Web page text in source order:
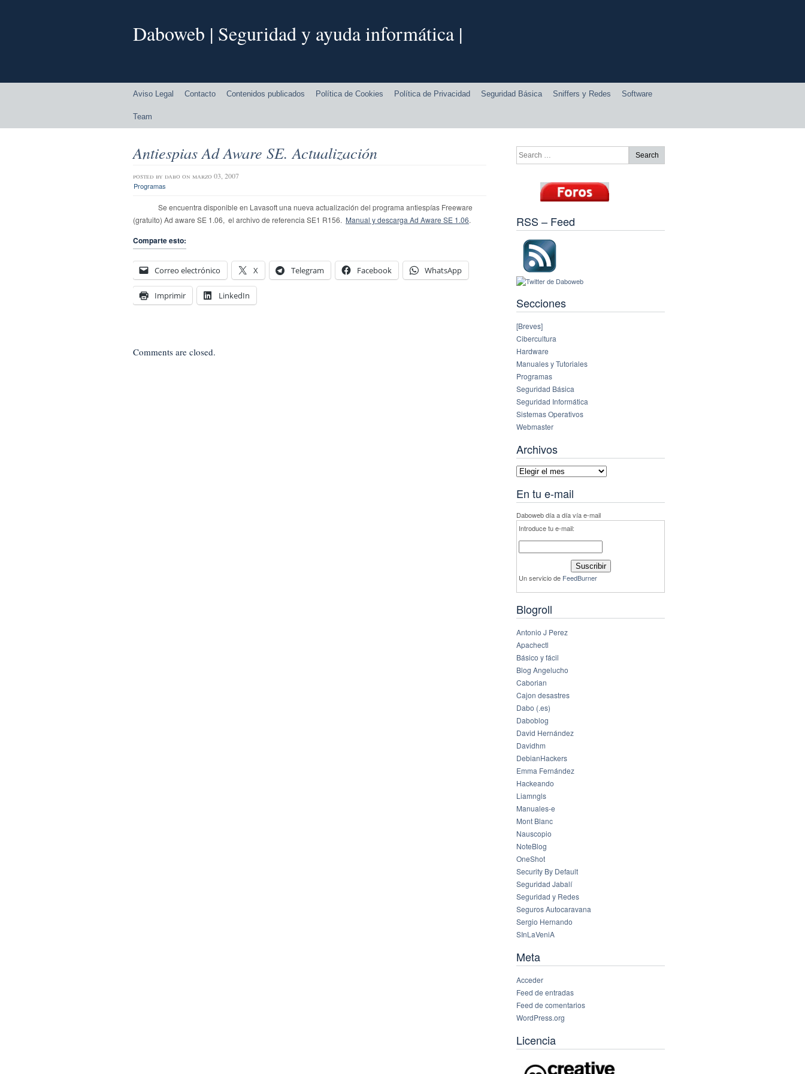
Daboweb | Seguridad y ayuda informática |
Aviso Legal Contacto Contenidos publicados Política de Cookies Política de Privacidad Seguridad Básica Sniffers y Redes Software
Team
Antiespias Ad Aware SE. Actualización
posted by dabo on marzo 03, 2007
Programas
Se encuentra disponible en Lavasoft una nueva actualización del programa antiespías Freeware
(gratuito) Ad aware SE 1.06, el archivo de referencia SE1 R156. Manual y descarga Ad Aware SE 1.06.
Comparte esto:
Correo electrónico X Telegram Facebook WhatsApp
Imprimir LinkedIn
Comments are closed.
RSS – Feed
Secciones
[Breves]
Cibercultura
Hardware
Manuales y Tutoriales
Programas
Seguridad Básica
Seguridad Informática
Sistemas Operativos
Webmaster
Archivos
Archivos
En tu e-mail
Daboweb día a día vía e-mail
Introduce tu e-mail:
Un servicio de FeedBurner
Blogroll
Antonio J Perez
Apachectl
Básico y fácil
Blog Angelucho
Caborian
Cajon desastres
Dabo (.es)
Daboblog
David Hernández
Davidhm
DebianHackers
Emma Fernández
Hackeando
Liamngls
Manuales-e
Mont Blanc
Nauscopio
NoteBlog
OneShot
Security By Default
Seguridad Jabalí
Seguridad y Redes
Seguros Autocaravana
Sergio Hernando
SInLaVeniA
Meta
Acceder
Feed de entradas
Feed de comentarios
WordPress.org
Licencia